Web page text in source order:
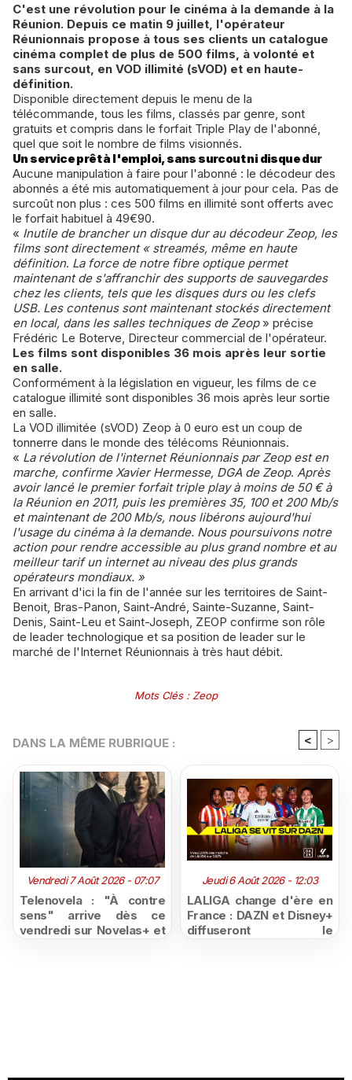
C'est une révolution pour le cinéma à la demande à la
Réunion. Depuis ce matin 9 juillet, l'opérateur
Réunionnais propose à tous ses clients un catalogue
cinéma complet de plus de 500 films, à volonté et
sans surcout, en VOD illimité (sVOD) et en haute-
définition.
Disponible directement depuis le menu de la
télécommande, tous les films, classés par genre, sont
gratuits et compris dans le forfait Triple Play de l'abonné,
quel que soit le nombre de films visionnés.
Un service prêt à l'emploi, sans surcout ni disque dur
Aucune manipulation à faire pour l'abonné : le décodeur des
abonnés a été mis automatiquement à jour pour cela. Pas de
surcoût non plus : ces 500 films en illimité sont offerts avec
le forfait habituel à 49€90.
« Inutile de brancher un disque dur au décodeur Zeop, les
films sont directement « streamés, même en haute
définition. La force de notre fibre optique permet
maintenant de s'affranchir des supports de sauvegardes
chez les clients, tels que les disques durs ou les clefs
USB. Les contenus sont maintenant stockés directement
en local, dans les salles techniques de Zeop» précise
Frédéric Le Boterve, Directeur commercial de l'opérateur.
Les films sont disponibles 36 mois après leur sortie
en salle.
Conformément à la législation en vigueur, les films de ce
catalogue illimité sont disponibles 36 mois après leur sortie
en salle.
La VOD illimitée (sVOD) Zeop à 0 euro est un coup de
tonnerre dans le monde des télécoms Réunionnais.
« La révolution de l'internet Réunionnais par Zeop est en
marche, confirme Xavier Hermesse, DGA de Zeop. Après
avoir lancé le premier forfait triple play à moins de 50 € à
la Réunion en 2011, puis les premières 35, 100 et 200 Mb/s
et maintenant de 200 Mb/s, nous libérons aujourd'hui
l'usage du cinéma à la demande. Nous poursuivons notre
action pour rendre accessible au plus grand nombre et au
meilleur tarif un internet au niveau des plus grands
opérateurs mondiaux. »
En arrivant d'ici la fin de l'année sur les territoires de Saint-
Benoit, Bras-Panon, Saint-André, Sainte-Suzanne, Saint-
Denis, Saint-Leu et Saint-Joseph, ZEOP confirme son rôle
de leader technologique et sa position de leader sur le
marché de l'Internet Réunionnais à très haut débit.
Mots Clés: Zeop
DANS LA MÊME RUBRIQUE : < >
Vendredi 7 Août 2026 - 07:07
Telenovela : "À contre
sens" arrive dès ce
vendredi sur Novelas+ et
Jeudi 6 Août 2026 - 12:03
LALIGA change d'ère en
France : DAZN et Disney+
diffuseront le